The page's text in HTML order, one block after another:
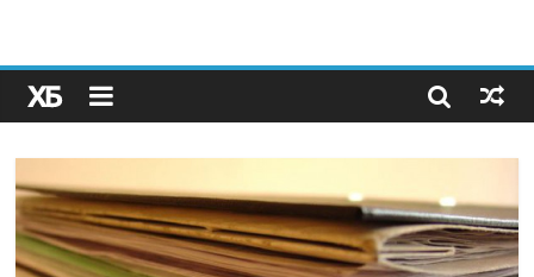
Как простая наклейка заставляет миллионы людей
не забывать о самом важном креме этим летом